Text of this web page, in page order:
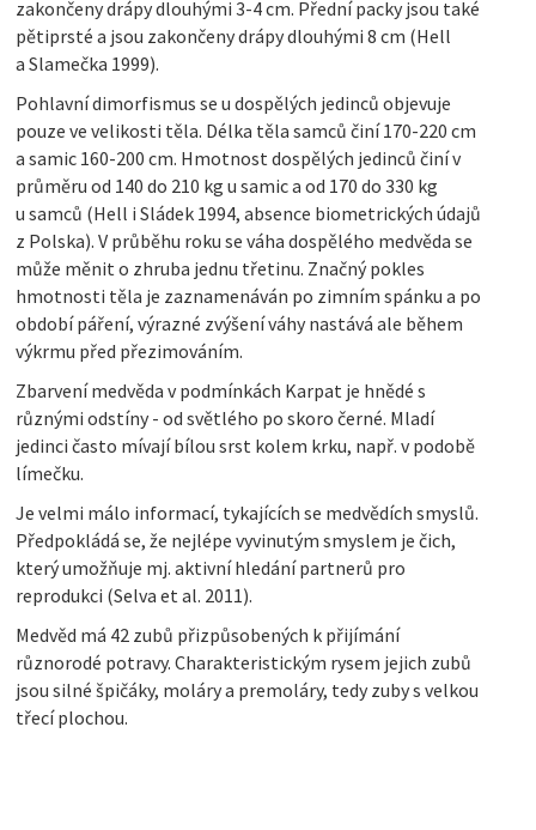
zakončeny drápy dlouhými 3-4 cm. Přední packy jsou také
pětiprsté a jsou zakončeny drápy dlouhými 8 cm (Hell
a Slamečka 1999).
Pohlavní dimorfismus se u dospělých jedinců objevuje
pouze ve velikosti těla. Délka těla samců činí 170-220 cm
a samic 160-200 cm. Hmotnost dospělých jedinců činí v
průměru od 140 do 210 kg u samic a od 170 do 330 kg
u samců (Hell i Sládek 1994, absence biometrických údajů
z Polska). V průběhu roku se váha dospělého medvěda se
může měnit o zhruba jednu třetinu. Značný pokles
hmotnosti těla je zaznamenáván po zimním spánku a po
období páření, výrazné zvýšení váhy nastává ale během
výkrmu před přezimováním.
Zbarvení medvěda v podmínkách Karpat je hnědé s
různými odstíny - od světlého po skoro černé. Mladí
jedinci často mívají bílou srst kolem krku, např. v podobě
límečku.
Je velmi málo informací, tykajících se medvědích smyslů.
Předpokládá se, že nejlépe vyvinutým smyslem je čich,
který umožňuje mj. aktivní hledání partnerů pro
reprodukci (Selva et al. 2011).
Medvěd má 42 zubů přizpůsobených k přijímání
různorodé potravy. Charakteristickým rysem jejich zubů
jsou silné špičáky, moláry a premoláry, tedy zuby s velkou
třecí plochou.